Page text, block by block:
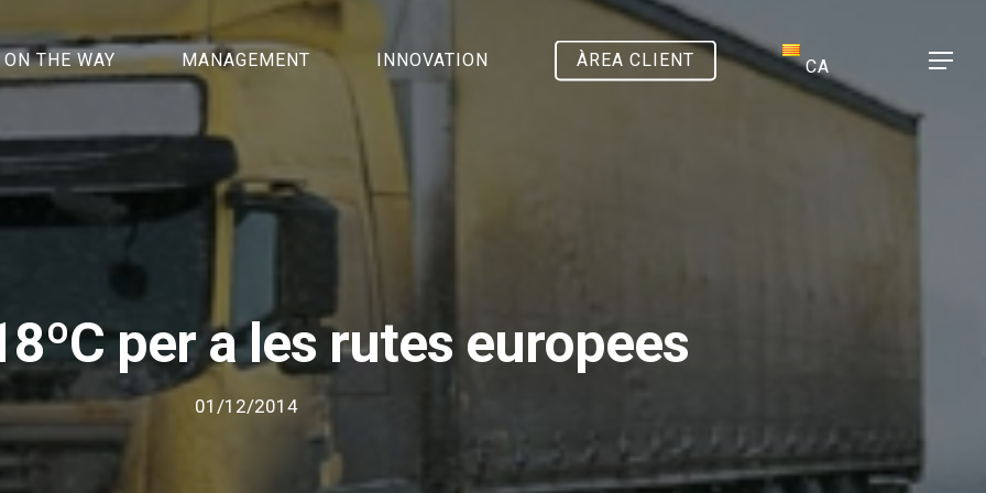
ON THE WAY MANAGEMENT INNOVATION ÀREA CLIENT CA Menu
per a les rutes europees
01/12/2014